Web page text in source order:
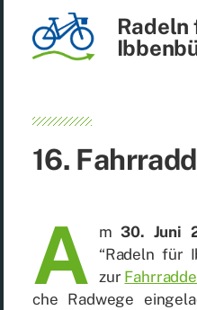
Radeln
16.
A m30. Juni
“Ra­deln für
zur
che Rad­we­ge